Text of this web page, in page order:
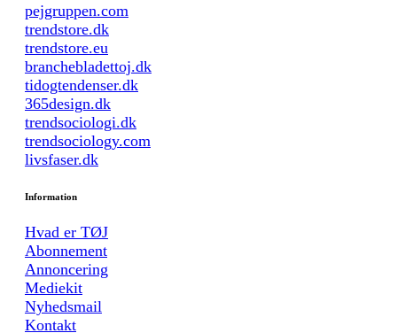
pejgruppen.com
trendstore.dk
trendstore.eu
branchebladettoj.dk
tidogtendenser.dk
365design.dk
trendsociologi.dk
trendsociology.com
livsfaser.dk
Information
Hvad er TØJ
Abonnement
Annoncering
Mediekit
Nyhedsmail
Kontakt